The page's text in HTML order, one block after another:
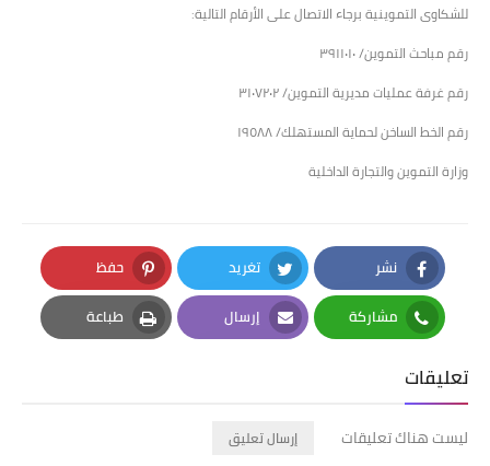
للشكاوى التموينية برجاء الاتصال على الأرقام التالية:
رقم مباحث التموين/ ٣٩١١٠١٠
رقم غرفة عمليات مديرية التموين/ ٣١٠٧٢٠٢
رقم الخط الساخن لحماية المستهلك/ ١٩٥٨٨
وزارة التموين والتجارة الداخلية
نشر
Facebook
تغريد
Twitter
حفظ
Pinterest
مشاركة
Whatsapp
إرسال
Email
طباعة
Print
تعليقات
ليست هناك تعليقات إرسال تعليق